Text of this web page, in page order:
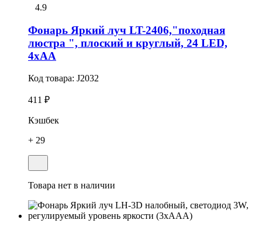
4.9
Фонарь Яркий луч LT-2406,"походная
люстра ", плоский и круглый, 24 LED,
4хАА
Код товара: J2032
411 ₽
Кэшбек
+ 29
Товара нет в наличии